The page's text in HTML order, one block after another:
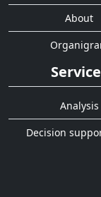
About
Analysis
Decision